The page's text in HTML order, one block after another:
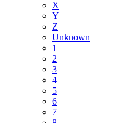
X
Y
Z
Unknown
1
2
3
4
5
6
7